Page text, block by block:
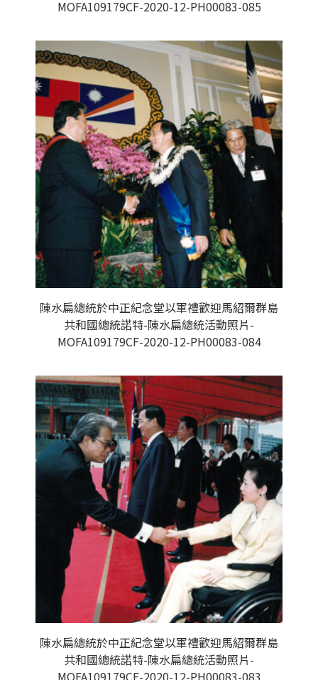
MOFA109179CF-2020-12-PH00083-085
陳水扁總統於中正紀念堂以軍禮歡迎馬紹爾群島
共和國總統諾特-陳水扁總統活動照片-
MOFA109179CF-2020-12-PH00083-084
陳水扁總統於中正紀念堂以軍禮歡迎馬紹爾群島
共和國總統諾特-陳水扁總統活動照片-
MOFA109179CF-2020-12-PH00083-083